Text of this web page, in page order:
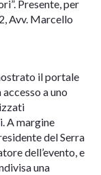
Presente, per
Avv. Marcello
il portale
a uno
A margine
del Serra
dell’evento, e
una